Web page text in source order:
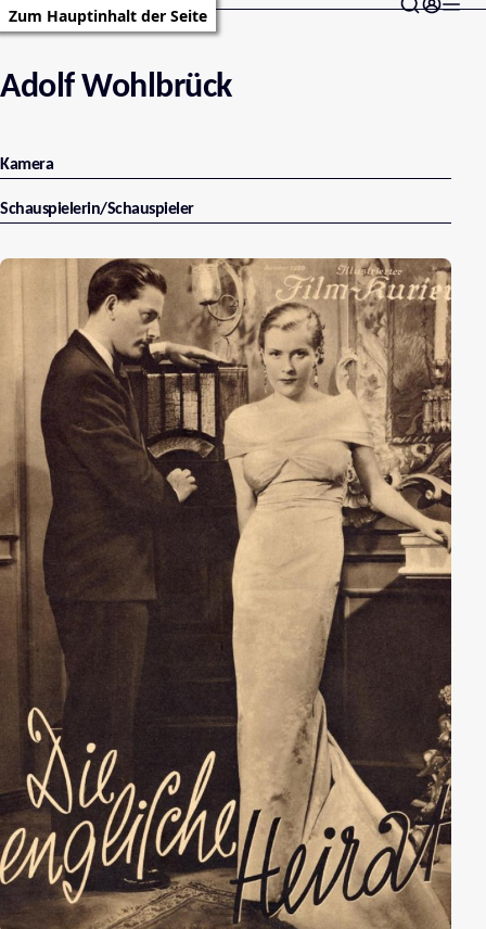
Zum Hauptinhalt der Seite
Adolf Wohlbrück
Kamera
Schauspielerin/Schauspieler